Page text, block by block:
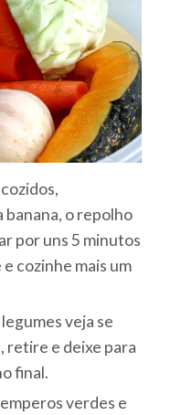
o repolho
por uns 5 minutos
cozinhe mais um
veja se
retire e deixe para
final.
verdes e